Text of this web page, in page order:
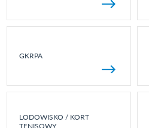
GKRPA
LODOWISKO / KORT
TENISOWY